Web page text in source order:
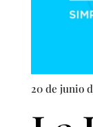
20 de junio